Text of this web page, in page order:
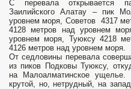
С перевала открывается
Заилийского Алатау – пик
уровнем моря, Советов 4317
4128 метров над уровнем
уровнем моря, Туюксу 4218
4126 метров над уровнем моря.
От седловины перевала
из пиков Подковы Туюксу,
на Малоалматинское
крутой, но, нетрудный, на